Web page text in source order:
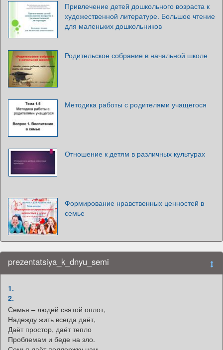
Привлечение детей дошкольного возраста к
художественной литературе. Большое чтение
для маленьких дошкольников
Родительское собрание в начальной школе
Методика работы с родителями учащегося
Отношение к детям в различных культурах
Формирование нравственных ценностей в
семье
prezentatsiya_k_dnyu_semi
1.
2.
Семья – людей святой оплот,
Надежду жить всегда даёт,
Даёт простор, даёт тепло
Проблемам и беде на зло.